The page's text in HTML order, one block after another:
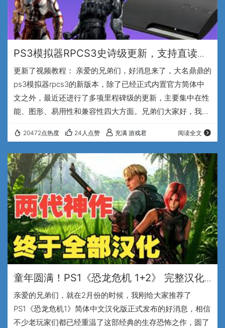
PS3模拟器RPCS3史诗级更新，支持直读
ISO，帧数飙升，BUG大修-完美指日可待！
更新了视频教程： 亲爱的兄弟们，好消息来了，大名鼎鼎的
ps3模拟器rpcs3的新版本，除了已经正式内置官方简体中
文之外，最近还进行了多项里程碑级的更新，主要集中在性
能、图形、易用性和兼容性四大方面。兄弟们大家好，我是
的核心开发者 Elad（埃拉德）发现并重构了SPU的新指令模
式，现在新版本可以生成更精简的x86和ARM的原生代码，
说人话就是，新版本的模拟器，不仅能让电脑CPU的利用率
大幅降低，而且平均帧数也会得到明显的提升，以前咱们玩
ps3模拟器，那种CPU风扇…
20472点热度 24人点赞 充满 游戏君 阅读全文
童年圆满！PS1《恐龙危机 1+2》 完整汉化
版发布，两代神作终于全中文补票~
亲爱的兄弟们，就在2月份的时候，我刚给大家推荐了
PS1《恐龙危机1》简体中文汉化版正式发布的好消息，相信
不少老玩家们都已经重温了这部经典的生存恐怖之作，圆了